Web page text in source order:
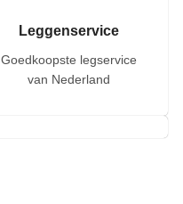
Leggenservice
Goedkoopste legservice
van Nederland